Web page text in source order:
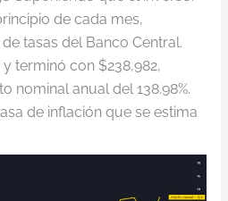
de cada mes,
tasas del Banco Central.
terminó con $238,982,
nominal anual del 138.98%.
de inflación que se estima